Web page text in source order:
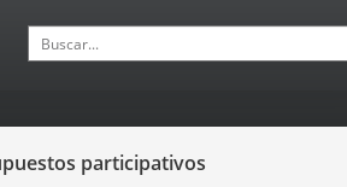
Buscar
participativos